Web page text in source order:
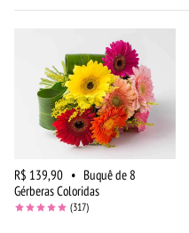
R$ 139,90 • Buquê de 8
Gérberas Coloridas
(317)